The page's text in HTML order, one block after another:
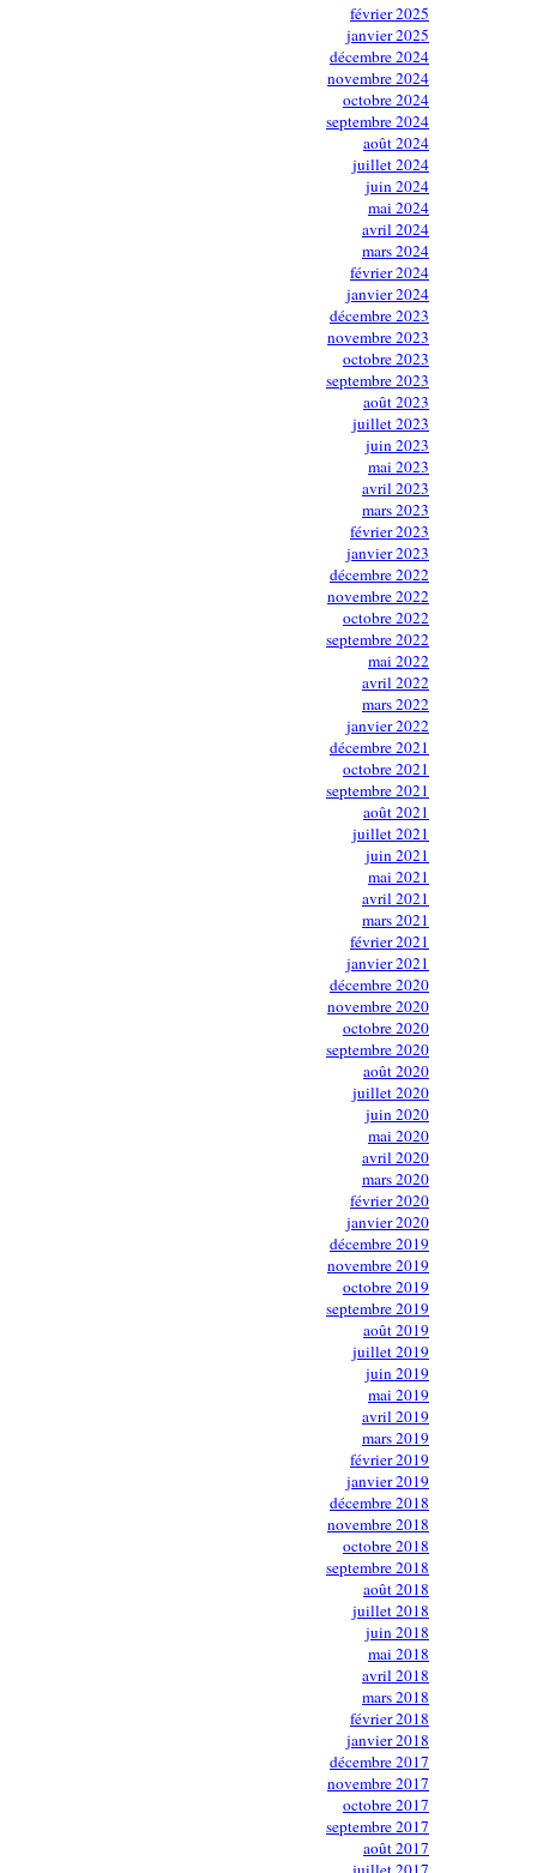
février 2025
janvier 2025
décembre 2024
novembre 2024
octobre 2024
septembre 2024
août 2024
juillet 2024
juin 2024
mai 2024
avril 2024
mars 2024
février 2024
janvier 2024
décembre 2023
novembre 2023
octobre 2023
septembre 2023
août 2023
juillet 2023
juin 2023
mai 2023
avril 2023
mars 2023
février 2023
janvier 2023
décembre 2022
novembre 2022
octobre 2022
septembre 2022
mai 2022
avril 2022
mars 2022
janvier 2022
décembre 2021
octobre 2021
septembre 2021
août 2021
juillet 2021
juin 2021
mai 2021
avril 2021
mars 2021
février 2021
janvier 2021
décembre 2020
novembre 2020
octobre 2020
septembre 2020
août 2020
juillet 2020
juin 2020
mai 2020
avril 2020
mars 2020
février 2020
janvier 2020
décembre 2019
novembre 2019
octobre 2019
septembre 2019
août 2019
juillet 2019
juin 2019
mai 2019
avril 2019
mars 2019
février 2019
janvier 2019
décembre 2018
novembre 2018
octobre 2018
septembre 2018
août 2018
juillet 2018
juin 2018
mai 2018
avril 2018
mars 2018
février 2018
janvier 2018
décembre 2017
novembre 2017
octobre 2017
septembre 2017
août 2017